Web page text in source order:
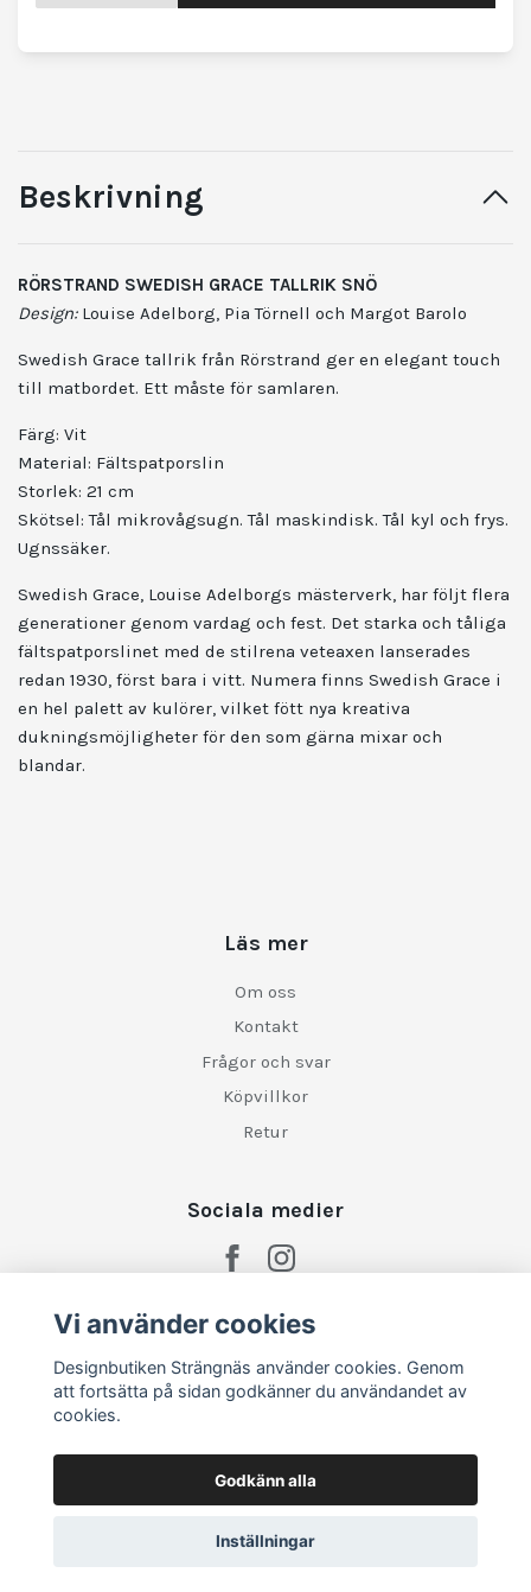
Beskrivning
RÖRSTRAND SWEDISH GRACE TALLRIK SNÖ
Design:Louise Adelborg, Pia Törnell och Margot Barolo
Swedish Grace tallrik från Rörstrand ger en elegant touch
till matbordet. Ett måste för samlaren.
Färg: Vit
Material: Fältspatporslin
Storlek: 21 cm
Skötsel: Tål mikrovågsugn. Tål maskindisk. Tål kyl och frys.
Ugnssäker.
Swedish Grace, Louise Adelborgs mästerverk, har följt flera
generationer genom vardag och fest. Det starka och tåliga
fältspatporslinet med de stilrena veteaxen lanserades
redan 1930, först bara i vitt. Numera finns Swedish Grace i
en hel palett av kulörer, vilket fött nya kreativa
dukningsmöjligheter för den som gärna mixar och
blandar.
Läs mer
Om oss
Kontakt
Frågor och svar
Köpvillkor
Retur
Sociala medier
© 2026 Designbutiken Strängnäs
Vi använder cookies
Designbutiken Strängnäs använder cookies. Genom
att fortsätta på sidan godkänner du användandet av
cookies.
Godkänn alla
Inställningar